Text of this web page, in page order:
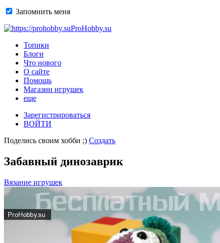
Запомнить меня
ProHobby.su
Топики
Блоги
Что нового
О сайте
Помощь
Магазин игрушек
еще
Зарегистрироваться
ВОЙТИ
Поделись своим хобби ;) Создать
Забавный динозаврик
Вязание игрушек